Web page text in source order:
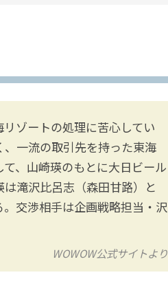
ゾートの処理に苦心してい
一流の取引先を持った東海
、山崎瑛のもとに大日ビール
滝沢比呂志（森田甘路）と
交渉相手は企画戦略担当・沢
WOWOW公式サイトより